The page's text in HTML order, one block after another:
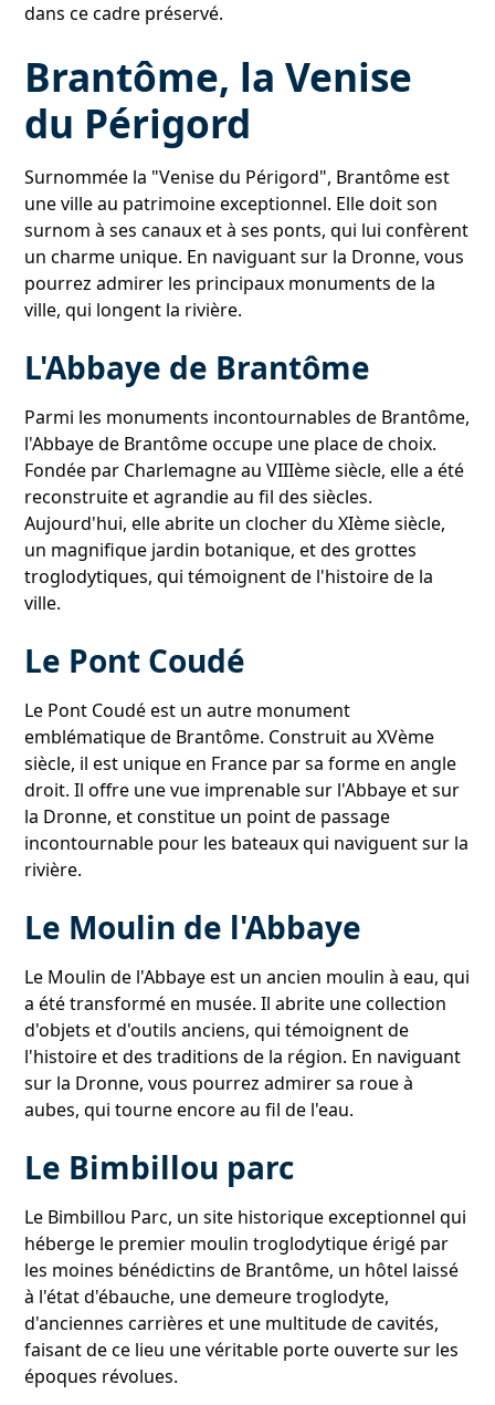
dans ce cadre préservé.
Brantôme, la Venise
du Périgord
Surnommée la "Venise du Périgord", Brantôme est
une ville au patrimoine exceptionnel. Elle doit son
surnom à ses canaux et à ses ponts, qui lui confèrent
un charme unique. En naviguant sur la Dronne, vous
pourrez admirer les principaux monuments de la
ville, qui longent la rivière.
L'Abbaye de Brantôme
Parmi les monuments incontournables de Brantôme,
l'Abbaye de Brantôme occupe une place de choix.
Fondée par Charlemagne au VIIIème siècle, elle a été
reconstruite et agrandie au fil des siècles.
Aujourd'hui, elle abrite un clocher du XIème siècle,
un magnifique jardin botanique, et des grottes
troglodytiques, qui témoignent de l'histoire de la
ville.
Le Pont Coudé
Le Pont Coudé est un autre monument
emblématique de Brantôme. Construit au XVème
siècle, il est unique en France par sa forme en angle
droit. Il offre une vue imprenable sur l'Abbaye et sur
la Dronne, et constitue un point de passage
incontournable pour les bateaux qui naviguent sur la
rivière.
Le Moulin de l'Abbaye
Le Moulin de l'Abbaye est un ancien moulin à eau, qui
a été transformé en musée. Il abrite une collection
d'objets et d'outils anciens, qui témoignent de
l'histoire et des traditions de la région. En naviguant
sur la Dronne, vous pourrez admirer sa roue à
aubes, qui tourne encore au fil de l'eau.
Le Bimbillou parc
Le Bimbillou Parc, un site historique exceptionnel qui
héberge le premier moulin troglodytique érigé par
les moines bénédictins de Brantôme, un hôtel laissé
à l'état d'ébauche, une demeure troglodyte,
d'anciennes carrières et une multitude de cavités,
faisant de ce lieu une véritable porte ouverte sur les
époques révolues.